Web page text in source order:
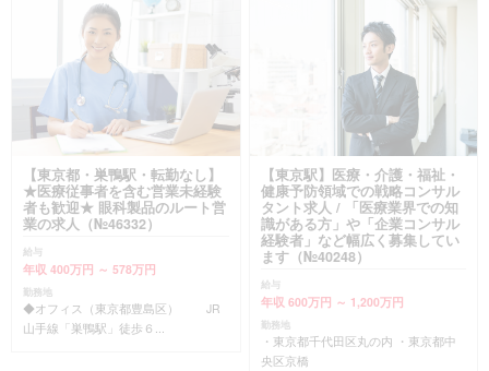
【東京都・巣鴨駅・転勤なし】
★医療従事者を含む営業未経験
者も歓迎★ 眼科製品のルート営
業の求人（№46332）
給与
年収 400万円 ～ 578万円
勤務地
◆オフィス（東京都豊島区） JR
山手線「巣鴨駅」徒歩６...
【東京駅】医療・介護・福祉・
健康予防領域での戦略コンサル
タント求人 / 「医療業界での知
識がある方」や「企業コンサル
経験者」など幅広く募集してい
ます（№40248）
給与
年収 600万円 ～ 1,200万円
勤務地
・東京都千代田区丸の内 ・東京都中
央区京橋